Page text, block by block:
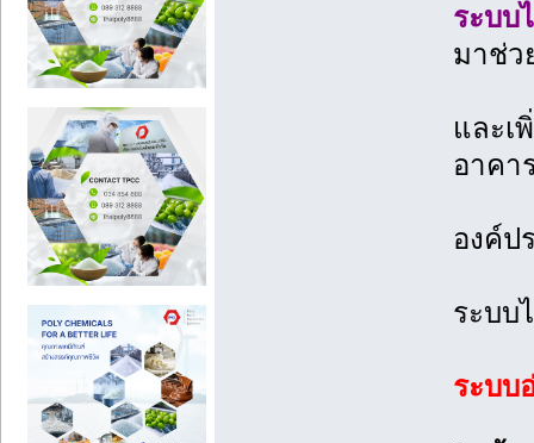
ระบบ
มาช่ว
และเ
อาคา
องค์ป
ระบบ
ระบบ